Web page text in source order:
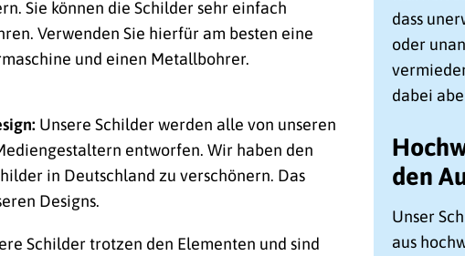
Sie können die Schilder sehr einfach
Verwenden Sie hierfür am besten eine
und einen Metallbohrer.
Unsere Schilder werden alle von unseren
entworfen. Wir haben den
in Deutschland zu verschönern. Das
Designs.
Schilder trotzen den Elementen und sind
dass
oder
dabei
den
Unser
aus